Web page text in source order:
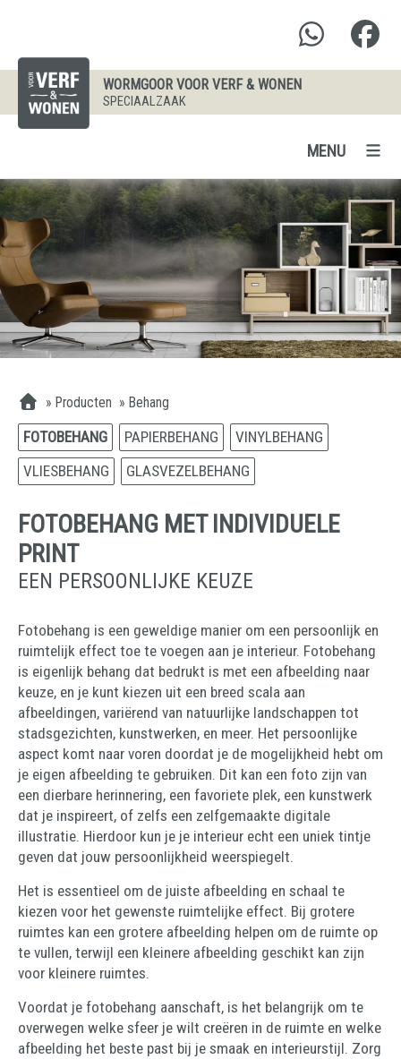
WORMGOOR VOOR VERF & WONEN
SPECIAALZAAK
MENU
» Producten » Behang
FOTOBEHANG PAPIERBEHANG
VINYLBEHANG
VLIESBEHANG
GLASVEZELBEHANG
FOTOBEHANG MET INDIVIDUELE
PRINT
EEN PERSOONLIJKE KEUZE
Fotobehang is een geweldige manier om een persoonlijk en
ruimtelijk effect toe te voegen aan je interieur. Fotobehang
is eigenlijk behang dat bedrukt is met een afbeelding naar
keuze, en je kunt kiezen uit een breed scala aan
afbeeldingen, variërend van natuurlijke landschappen tot
stadsgezichten, kunstwerken, en meer. Het persoonlijke
aspect komt naar voren doordat je de mogelijkheid hebt om
je eigen afbeelding te gebruiken. Dit kan een foto zijn van
een dierbare herinnering, een favoriete plek, een kunstwerk
dat je inspireert, of zelfs een zelfgemaakte digitale
illustratie. Hierdoor kun je je interieur echt een uniek tintje
geven dat jouw persoonlijkheid weerspiegelt.
Het is essentieel om de juiste afbeelding en schaal te
kiezen voor het gewenste ruimtelijke effect. Bij grotere
ruimtes kan een grotere afbeelding helpen om de ruimte op
te vullen, terwijl een kleinere afbeelding geschikt kan zijn
voor kleinere ruimtes.
Voordat je fotobehang aanschaft, is het belangrijk om te
overwegen welke sfeer je wilt creëren in de ruimte en welke
afbeelding het beste past bij je smaak en interieurstijl. Zorg